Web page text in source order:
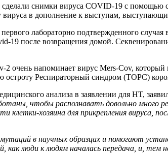
снимки вируса COVID-19 с помощью
в дополнение к выступам,
лабораторно подтвержденного
19 после возвращения домой.
очень напоминает вирус Mers-Cov,
остроту Респираторный синдром (ТОРС)
анализа в заявлении для HT,
чтобы распознавать довольно много
хозяина для прикрепления вируса,
в научных образцах и помогают
люди к людям началась передача, и, тем